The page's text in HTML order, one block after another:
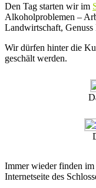
Den Tag starten wir im
Alkoholproblemen –
Landwirtschaft,
Wir dürfen hinter die
geschält werden.
Immer wieder finden im
Internetseite des